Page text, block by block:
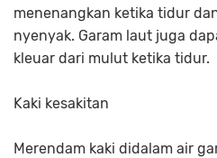
menenangkan ketika tidur
nyenyak. Garam laut juga
kleuar dari mulut ketika tidur.
Kaki kesakitan
Merendam kaki didalam air